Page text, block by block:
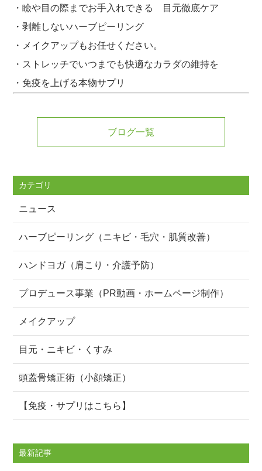
・瞼や目の際までお手入れできる 目元徹底ケア
・剥離しないハーブピーリング
・メイクアップもお任せください。
・ストレッチでいつまでも快適なカラダの維持を
・免疫を上げる本物サプリ
ブログ一覧
カテゴリ
ニュース
ハーブピーリング（ニキビ・毛穴・肌質改善）
ハンドヨガ（肩こり・介護予防）
プロデュース事業（PR動画・ホームページ制作）
メイクアップ
目元・ニキビ・くすみ
頭蓋骨矯正術（小顔矯正）
【免疫・サプリはこちら】
最新記事